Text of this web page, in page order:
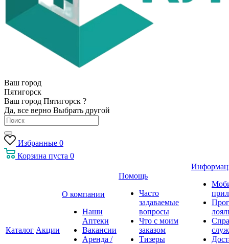
Ваш город
Пятигорск
Ваш город Пятигорск ?
Да, все верно Выбрать другой
Избранные 0
Корзина пуста 0
Каталог Акции
О компании
Наши
Аптеки
Вакансии
Аренда /
Помощь
Часто
задаваемые
вопросы
Что с моим
заказом
Тизеры